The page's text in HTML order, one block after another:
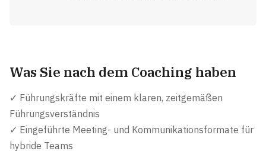
Was Sie nach dem Coaching haben
✓ Führungskräfte mit einem klaren, zeitgemäßen
Führungsverständnis
✓ Eingeführte Meeting- und Kommunikationsformate für
hybride Teams